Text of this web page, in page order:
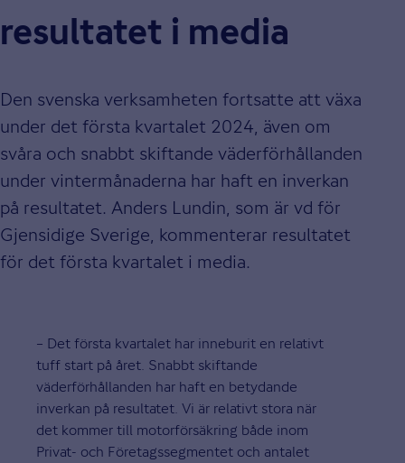
resultatet i media
Den svenska verksamheten fortsatte att växa
under det första kvartalet 2024, även om
svåra och snabbt skiftande väderförhållanden
under vintermånaderna har haft en inverkan
på resultatet. Anders Lundin, som är vd för
Gjensidige Sverige, kommenterar resultatet
för det första kvartalet i media.
– Det första kvartalet har inneburit en relativt
tuff start på året. Snabbt skiftande
väderförhållanden har haft en betydande
inverkan på resultatet. Vi är relativt stora när
det kommer till motorförsäkring både inom
Privat- och Företagssegmentet och antalet